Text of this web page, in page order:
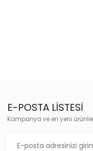
E-POSTA LİSTESİ
Kampanya ve en yeni